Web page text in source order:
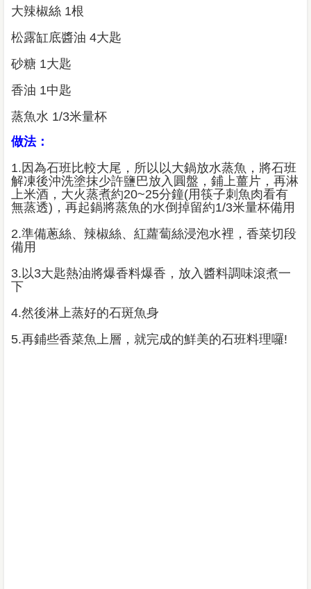
大辣椒絲 1根
松露缸底醬油 4大匙
砂糖 1大匙
香油 1中匙
蒸魚水 1/3米量杯
做法：
1.因為石班比較大尾，所以以大鍋放水蒸魚，將石班
解凍後沖洗塗抹少許鹽巴放入圓盤，鋪上薑片，再淋
上米酒，大火蒸煮約20~25分鐘(用筷子刺魚肉看有
無蒸透)，再起鍋將蒸魚的水倒掉留約1/3米量杯備用
2.準備蔥絲、辣椒絲、紅蘿蔔絲浸泡水裡，香菜切段
備用
3.以3大匙熱油將爆香料爆香，放入醬料調味滾煮一
下
4.然後淋上蒸好的石斑魚身
5.再鋪些香菜魚上層，就完成的鮮美的石班料理囉!